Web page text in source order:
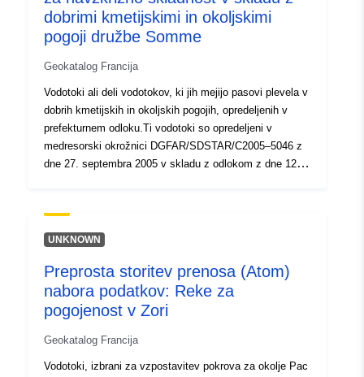
dobrimi kmetijskimi in okoljskimi
pogoji družbe Somme
Geokatalog Francija
Vodotoki ali deli vodotokov, ki jih mejijo pasovi plevela v
dobrih kmetijskih in okoljskih pogojih, opredeljenih v
prefekturnem odloku.Ti vodotoki so opredeljeni v
medresorski okrožnici DGFAR/SDSTAR/C2005–5046 z
dne 27. septembra 2005 v skladu z odlokom z dne 12.
okoljsko pokritost in pravila rotacije.
UNKNOWN
Preprosta storitev prenosa (Atom)
nabora podatkov: Reke za
pogojenost v Zori
Geokatalog Francija
Vodotoki, izbrani za vzpostavitev pokrova za okolje Pac